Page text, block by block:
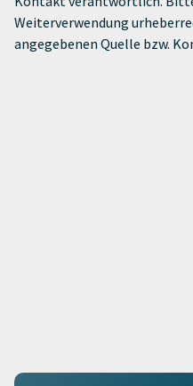
Weiterverwendung
angegebenen Quelle bzw.